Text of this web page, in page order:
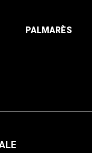
PALMARÈS